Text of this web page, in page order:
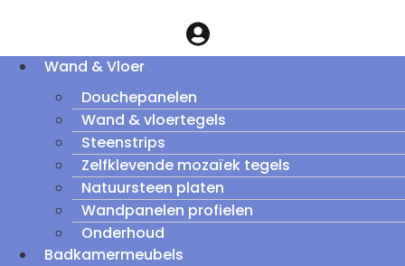
Wand & Vloer
Douchepanelen
Wand & vloertegels
Steenstrips
Zelfklevende mozaïek tegels
Natuursteen platen
Wandpanelen profielen
Onderhoud
Badkamermeubels